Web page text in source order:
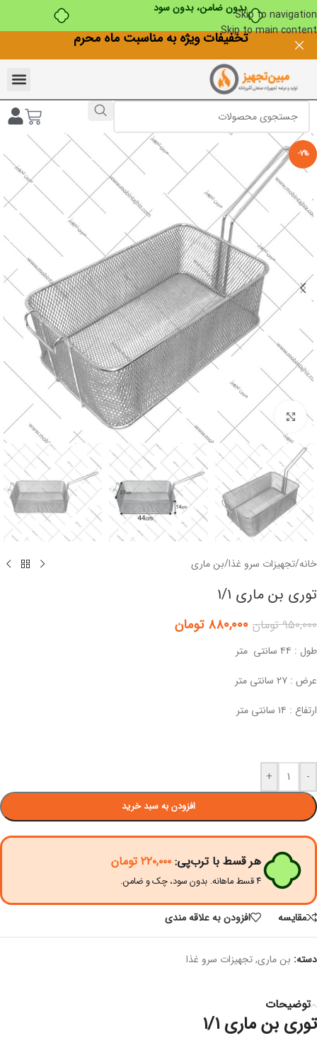
بدون ضامن، بدون سودSkip to navigation
Skip to main contentتخفیفات ویژه به مناسبت ماه محرم
-7%
برای بزرگنمایی کلیک کنید
خانه/تجهیزات سرو غذا/بن ماری
توری بن ماری ۱/۱
۹۵۰,۰۰۰تومان ۸۸۰,۰۰۰ تومان
طول : ۴۴ سانتی متر
عرض : ۲۷ سانتی متر
ارتفاع : ۱۴ سانتی متر
-
+
افزودن به سبد خرید
هر قسط با ترب‌پی: ۲۲۰,۰۰۰ تومان
۴ قسط ماهانه. بدون سود، چک و ضامن.
مقايسه افزودن به علاقه مندی
دسته: بن ماری,تجهیزات سرو غذا
توضیحات
توری بن ماری ۱/۱